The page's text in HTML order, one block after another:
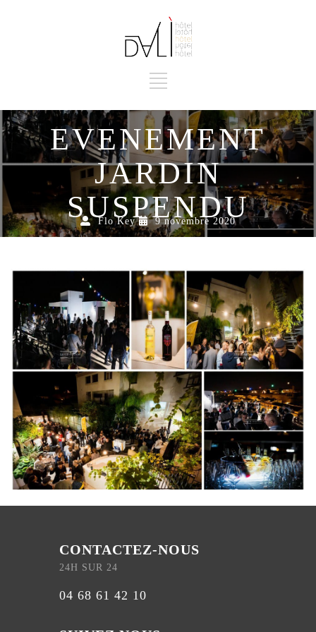
EVENEMENT
JARDIN
SUSPENDU
Flo Key 9 novembre 2020
CONTACTEZ-NOUS
24H SUR 24
04 68 61 42 10